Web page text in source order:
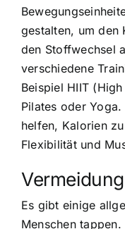
gestalten, um den
den Stoffwechsel
verschiedene
Beispiel HIIT
Pilates oder
helfen, Kalorien
Flexibilität und
Es gibt einige
Menschen